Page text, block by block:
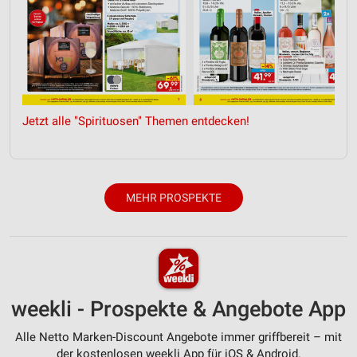
Jetzt alle "Spirituosen" Themen entdecken!
MEHR PROSPEKTE
weekli - Prospekte & Angebote App
Alle Netto Marken-Discount Angebote immer griffbereit – mit
Kombinationen von Daten aus verschiedenen
Quellen
Entwicklung und Verbesserung der Angebote
Verwendung reduzierter Daten zur Auswahl von
Inhalten
Geräte anhand von aktiv angeforderten
Informationen identifizieren
Funktional
Werbung